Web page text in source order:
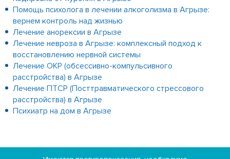
Помощь психолога в лечении алкоголизма в Агрызе:
вернем контроль над жизнью
Лечение анорексии в Агрызе
Лечение невроза в Агрызе: комплексный подход к
восстановлению нервной системы
Лечение ОКР (обсессивно-компульсивного
расстройства) в Агрызе
Лечение ПТСР (Посттравматического стрессового
расстройства) в Агрызе
Психиатр на дом в Агрызе